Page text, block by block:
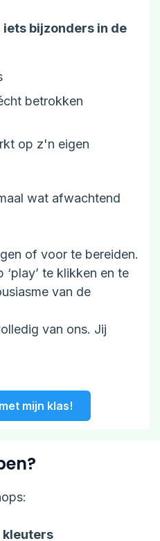
bijzonders in de
betrokken
op z'n eigen
wat afwachtend
of voor te bereiden.
te klikken en te
van de
van ons. Jij
mijn klas!
kleuters